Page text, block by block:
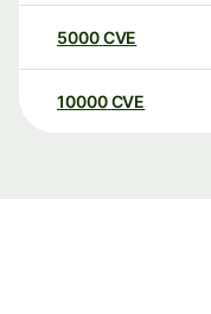
5000CVE
10000 CVE